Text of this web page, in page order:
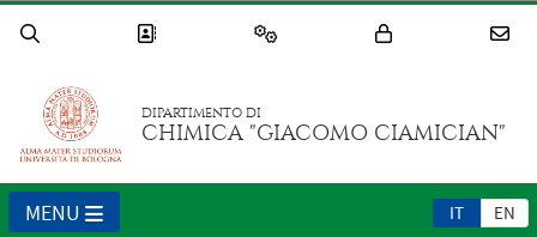
DIPARTIMENTO DI
CHIMICA "GIACOMO CIAMICIAN"
IT EN
MENU